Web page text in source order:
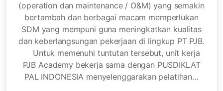
(operation dan maintenance / O&M) yang semakin
bertambah dan berbagai macam memperlukan
SDM yang mempuni guna meningkatkan kualitas
dan keberlangsungan pekerjaan di lingkup PT PJB.
Untuk memenuhi tuntutan tersebut, unit kerja
PJB Academy bekerja sama dengan PUSDIKLAT
PAL INDONESIA menyelenggarakan pelatihan…